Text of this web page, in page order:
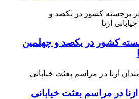
کشور در یکصد و چهلمین
در مراسم بعثت خیابانی